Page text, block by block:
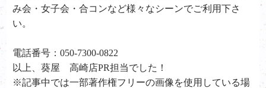
み会・女子会・合コンなど様々なシーンでご利用下さ
い。
電話番号：050-7300-0822
以上、葵屋 高崎店PR担当でした！
※記事中では一部著作権フリーの画像を使用している場